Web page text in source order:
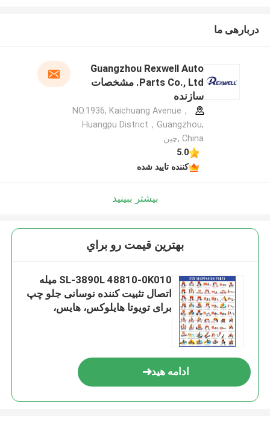
دربارهی ما
Guangzhou Rexwell Auto
Parts Co., Ltd. مشخصات
سازنده
NO.1936, Kaichuang Avenue，
Huangpu District，Guangzhou,
China ,چین
5.0
کننده تایید شده
بیشتر ببینید
بهترين قيمت رو براي
SL-3890L 48810-0K010 میله
اتصال تثبیت کننده نوسانی جلو چپ
برای تویوتا هایلوکس، هایس،
ادامه هید